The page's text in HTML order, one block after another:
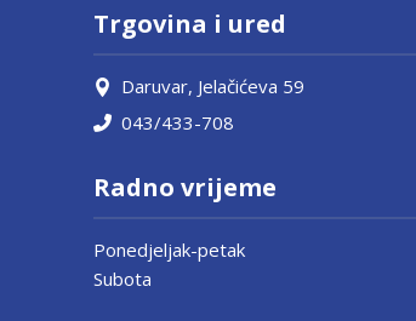
Trgovina i ured
Daruvar, Jelačićeva 59
043/433-708
Radno vrijeme
Ponedjeljak-petak
Subota